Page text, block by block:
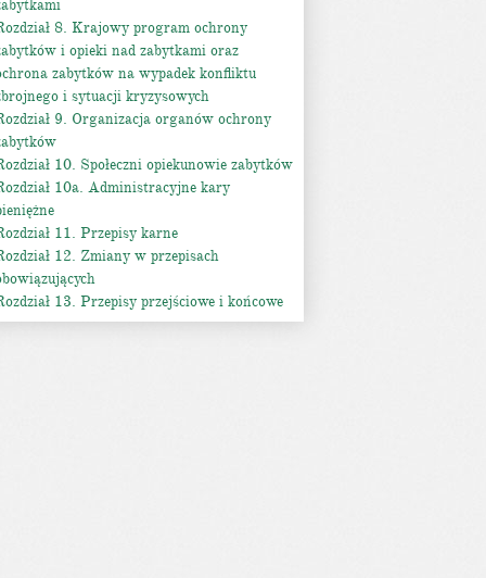
8. Krajowy program ochrony
i opieki nad zabytkami oraz
zabytków na wypadek konfliktu
i sytuacji kryzysowych
9. Organizacja organów ochrony
10. Społeczni opiekunowie zabytków
10a. Administracyjne kary
11. Przepisy karne
12. Zmiany w przepisach
13. Przepisy przejściowe i końcowe